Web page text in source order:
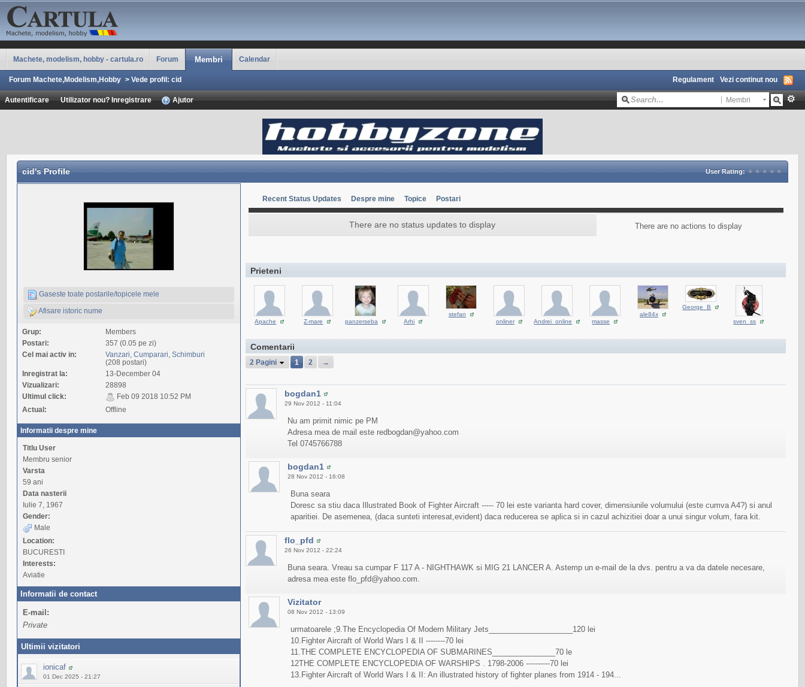
Machete, modelism, hobby - cartula.ro Forum Membri Calendar
Forum Machete,Modelism,Hobby > Vede profil: cid Regulament Vezi continut nou
Autentificare Utilizator nou? Inregistrare Ajutor Membri
cid's Profile User Rating:
Gaseste toate postarile/topicele mele
Afisare istoric nume
Grup:
Members
Postari:
357 (0.05 pe zi)
Cel mai activ in:
Vanzari, Cumparari, Schimburi
(208 postari)
Inregistrat la:
13-December 04
Vizualizari:
28898
Ultimul click:
Feb 09 2018 10:52 PM
Actual:
Offline
Informatii despre mine
Titlu User
Membru senior
Varsta
59 ani
Data nasterii
Iulie 7, 1967
Gender:
Male
Location:
BUCURESTI
Interests:
Aviatie
Informatii de contact
E-mail:
Private
Ultimii vizitatori
ionicaf
01 Dec 2025 - 21:27
Recent Status Updates Despre mine Topice Postari
There are no status updates to display There are no actions to display
Prieteni
Apache Z-mare panzerseba Arhi
stefan
onliner
Andrei_online masse
ale84x
George_B
sven_ss
Comentarii
2 Pagini 1 2 →
bogdan1
29 Nov 2012 - 11:04
Nu am primit nimic pe PM
Adresa mea de mail este redbogdan@yahoo.com
Tel 0745766788
bogdan1
28 Nov 2012 - 16:08
Buna seara
Doresc sa stiu daca Illustrated Book of Fighter Aircraft ----- 70 lei este varianta hard cover, dimensiunile volumului (este cumva A4?) si anul
aparitiei. De asemenea, (daca sunteti interesat,evident) daca reducerea se aplica si in cazul achizitiei doar a unui singur volum, fara kit.
flo_pfd
26 Nov 2012 - 22:24
Buna seara. Vreau sa cumpar F 117 A - NIGHTHAWK si MIG 21 LANCER A. Astemp un e-mail de la dvs. pentru a va da datele necesare,
adresa mea este flo_pfd@yahoo.com.
Vizitator
08 Nov 2012 - 13:09
urmatoarele ;9.The Encyclopedia Of Modern Military Jets____________________120 lei
10.Fighter Aircraft of World Wars I & II --------70 lei
11.THE COMPLETE ENCYCLOPEDIA OF SUBMARINES_______________70 le
12THE COMPLETE ENCYCLOPEDIA OF WARSHIPS . 1798-2006 ----------70 lei
13.Fighter Aircraft of World Wars I & II: An illustrated history of fighter planes from 1914 - 194...